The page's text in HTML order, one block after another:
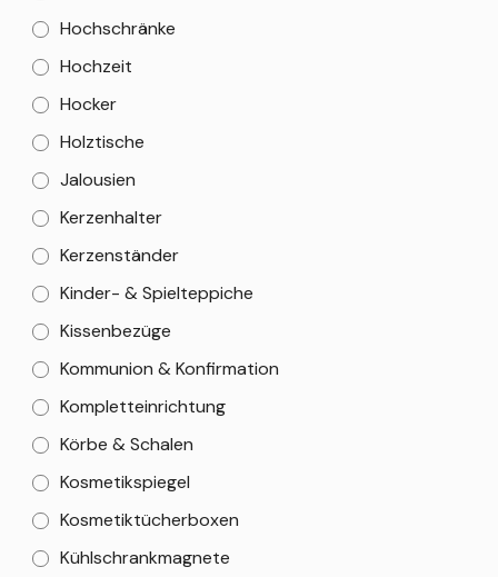
Hochschränke
Hochzeit
Hocker
Holztische
Jalousien
Kerzenhalter
Kerzenständer
Kinder- & Spielteppiche
Kissenbezüge
Kommunion & Konfirmation
Kompletteinrichtung
Körbe & Schalen
Kosmetikspiegel
Kosmetiktücherboxen
Kühlschrankmagnete